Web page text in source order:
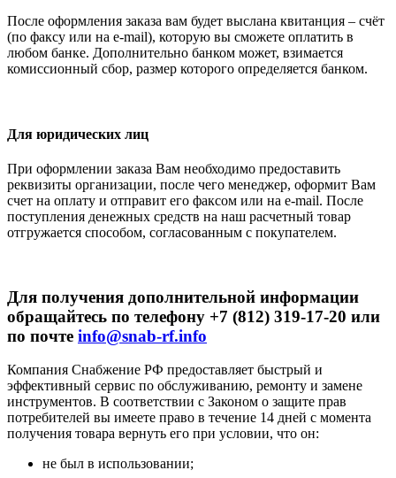
После оформления заказа вам будет выслана квитанция – счёт
(по факсу или на e-mail), которую вы сможете оплатить в
любом банке. Дополнительно банком может, взимается
комиссионный сбор, размер которого определяется банком.
Для юридических лиц
При оформлении заказа Вам необходимо предоставить
реквизиты организации, после чего менеджер, оформит Вам
счет на оплату и отправит его факсом или на e-mail. После
поступления денежных средств на наш расчетный товар
отгружается способом, согласованным с покупателем.
Для получения дополнительной информации
обращайтесь по телефону +7 (812) 319-17-20 или
по почте info@snab-rf.info
Компания Снабжение РФ предоставляет быстрый и
эффективный сервис по обслуживанию, ремонту и замене
инструментов. В соответствии с Законом о защите прав
потребителей вы имеете право в течение 14 дней с момента
получения товара вернуть его при условии, что он:
не был в использовании;